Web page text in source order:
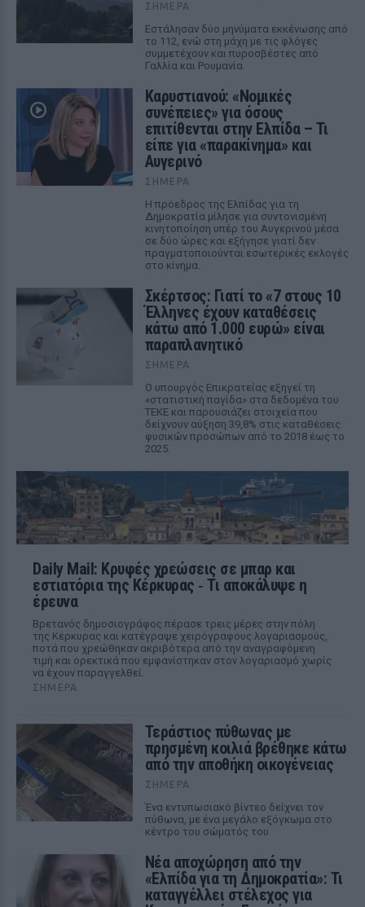
ΣΉΜΕΡΑ
Εστάλησαν δύο μηνύματα εκκένωσης από
το 112, ενώ στη μάχη με τις φλόγες
συμμετέχουν και πυροσβέστες από
Γαλλία και Ρουμανία
Καρυστιανού: «Νομικές
συνέπειες» για όσους
επιτίθενται στην Ελπίδα – Τι
είπε για «παρακίνημα» και
Αυγερινό
ΣΉΜΕΡΑ
Η πρόεδρος της Ελπίδας για τη
Δημοκρατία μίλησε για συντονισμένη
κινητοποίηση υπέρ του Αυγερινού μέσα
σε δύο ώρες και εξήγησε γιατί δεν
πραγματοποιούνται εσωτερικές εκλογές
στο κίνημα.
Σκέρτσος: Γιατί το «7 στους 10
Έλληνες έχουν καταθέσεις
κάτω από 1.000 ευρώ» είναι
παραπλανητικό
ΣΉΜΕΡΑ
Ο υπουργός Επικρατείας εξηγεί τη
«στατιστική παγίδα» στα δεδομένα του
ΤΕΚΕ και παρουσιάζει στοιχεία που
δείχνουν αύξηση 39,8% στις καταθέσεις
φυσικών προσώπων από το 2018 έως το
2025.
Daily Mail: Κρυφές χρεώσεις σε μπαρ και
εστιατόρια της Κέρκυρας ‑ Τι αποκάλυψε η
έρευνα
Βρετανός δημοσιογράφος πέρασε τρεις μέρες στην πόλη
της Κέρκυρας και κατέγραψε χειρόγραφους λογαριασμούς,
ποτά που χρεώθηκαν ακριβότερα από την αναγραφόμενη
τιμή και ορεκτικά που εμφανίστηκαν στον λογαριασμό χωρίς
να έχουν παραγγελθεί.
ΣΉΜΕΡΑ
Τεράστιος πύθωνας με
πρησμένη κοιλιά βρέθηκε κάτω
από την αποθήκη οικογένειας
ΣΉΜΕΡΑ
Ένα εντυπωσιακό βίντεο δείχνει τον
πύθωνα, με ένα μεγάλο εξόγκωμα στο
κέντρο του σώματός του
Νέα αποχώρηση από την
«Ελπίδα για τη Δημοκρατία»: Τι
καταγγέλλει στέλεχος για